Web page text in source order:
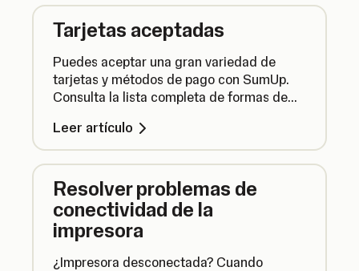
Tarjetas aceptadas
Puedes aceptar una gran variedad de
tarjetas y métodos de pago con SumUp.
Consulta la lista completa de formas de
pagar tus clientes.
Leer artículo
Resolver problemas de
conectividad de la
impresora
¿Impresora desconectada? Cuando